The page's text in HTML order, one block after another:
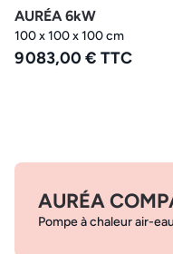
AURÉA 6kW
100 x 100 x 100 cm
9 083,00 € TTC
AURÉA
Pompe à chaleur air-eau